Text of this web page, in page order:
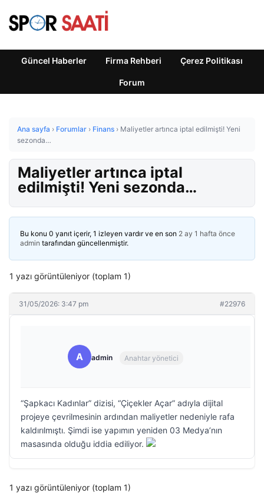
Güncel Haberler Firma Rehberi Çerez Politikası
Forum
Ana sayfa › Forumlar › Finans › Maliyetler artınca iptal edilmişti! Yeni
sezonda…
Maliyetler artınca iptal
edilmişti! Yeni sezonda…
Bu konu 0 yanıt içerir, 1 izleyen vardır ve en son 2 ay 1 hafta önce
admin tarafından güncellenmiştir.
1 yazı görüntüleniyor (toplam 1)
31/05/2026: 3:47 pm #22976
A admin Anahtar yönetici
“Şapkacı Kadınlar” dizisi, “Çiçekler Açar” adıyla dijital
projeye çevrilmesinin ardından maliyetler nedeniyle rafa
kaldırılmıştı. Şimdi ise yapımın yeniden 03 Medya’nın
masasında olduğu iddia ediliyor.
1 yazı görüntüleniyor (toplam 1)